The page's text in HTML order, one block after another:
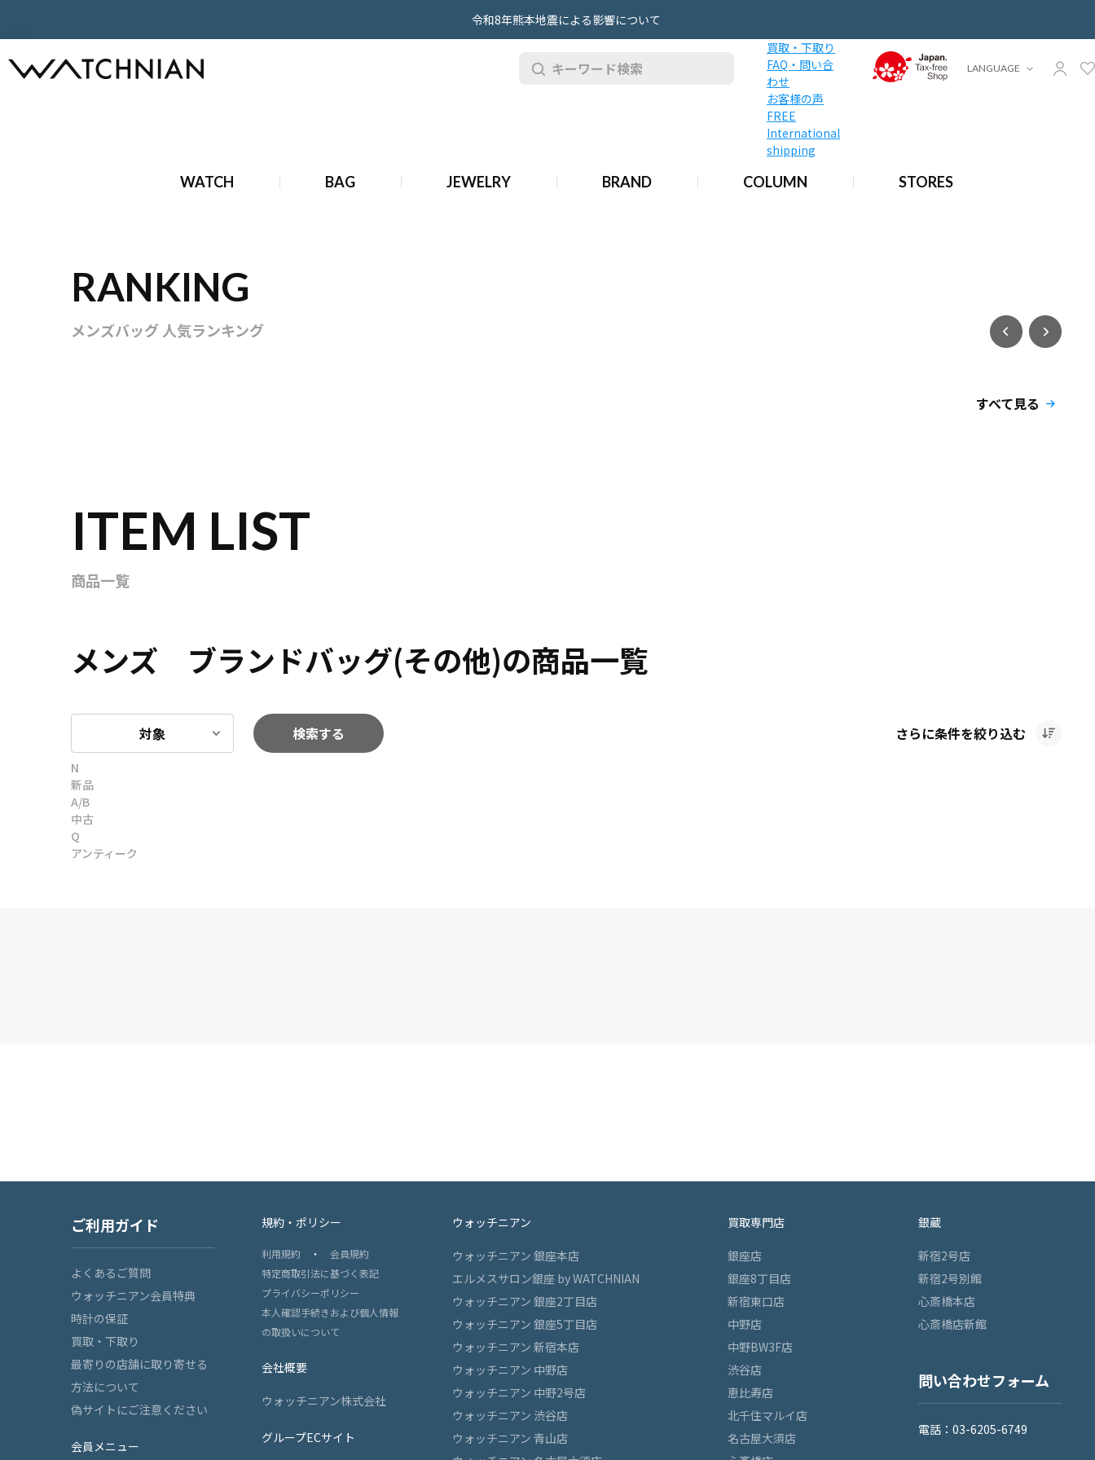
令和8年熊本地震による影響について
買取・下取り
FAQ・問い合
わせ
お客様の声
FREE
International
shipping
WATCH BAG JEWELRY BRAND COLUMN STORES
LANGUAGE
RANKING
メンズバッグ 人気ランキング
すべて見る
ITEM LIST
商品一覧
メンズ ブランドバッグ(その他)の商品一覧
対象 検索する さらに条件を絞り込む
N
新品
A/B
中古
Q
アンティーク
ご利用ガイド
よくあるご質問
ウォッチニアン会員特典
時計の保証
買取・下取り
最寄りの店舗に取り寄せる
方法について
偽サイトにご注意ください
会員メニュー
規約・ポリシー
利用規約 ・ 会員規約
特定商取引法に基づく表記
プライバシーポリシー
本人確認手続きおよび個人情報
の取扱いについて
会社概要
ウォッチニアン株式会社
グループECサイト
ウォッチニアン
ウォッチニアン 銀座本店
エルメスサロン銀座 by WATCHNIAN
ウォッチニアン 銀座2丁目店
ウォッチニアン 銀座5丁目店
ウォッチニアン 新宿本店
ウォッチニアン 中野店
ウォッチニアン 中野2号店
ウォッチニアン 渋谷店
ウォッチニアン 青山店
買取専門店
銀座店
銀座8丁目店
新宿東口店
中野店
中野BW3F店
渋谷店
恵比寿店
北千住マルイ店
名古屋大須店
銀蔵
新宿2号店
新宿2号別館
心斎橋本店
心斎橋店新館
問い合わせフォーム
電話：03-6205-6749